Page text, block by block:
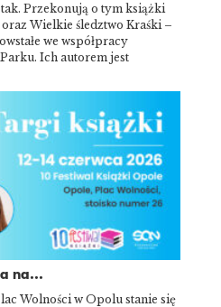
Przekonują o tym książki
Wielkie śledztwo Kraśki –
we współpracy
Ich autorem jest
na...
Wolności w Opolu stanie się